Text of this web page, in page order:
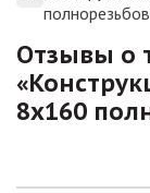
Отзывы о
«
8х160